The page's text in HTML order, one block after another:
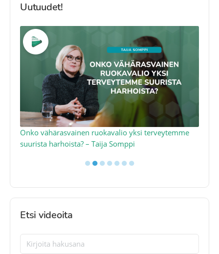
Uutuudet!
Onko vähärasvainen ruokavalio yksi terveytemme
suurista harhoista? – Taija Somppi
●●●●●●●
Etsi videoita